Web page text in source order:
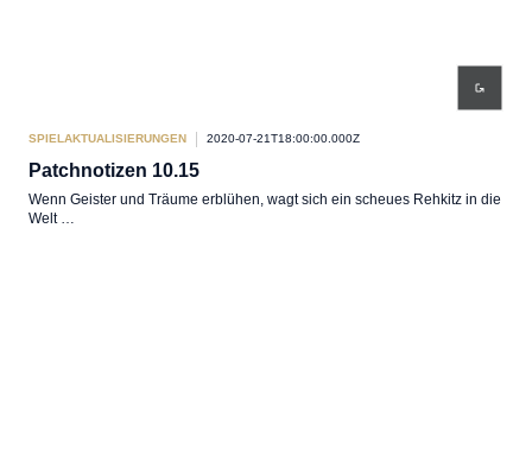
SPIELAKTUALISIERUNGEN 2020-07-21T18:00:00.000Z
Patchnotizen 10.15
Wenn Geister und Träume erblühen, wagt sich ein scheues Rehkitz in die
Welt …